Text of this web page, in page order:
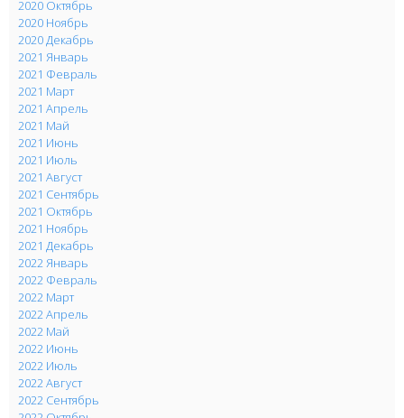
2020 Октябрь
2020 Ноябрь
2020 Декабрь
2021 Январь
2021 Февраль
2021 Март
2021 Апрель
2021 Май
2021 Июнь
2021 Июль
2021 Август
2021 Сентябрь
2021 Октябрь
2021 Ноябрь
2021 Декабрь
2022 Январь
2022 Февраль
2022 Март
2022 Апрель
2022 Май
2022 Июнь
2022 Июль
2022 Август
2022 Сентябрь